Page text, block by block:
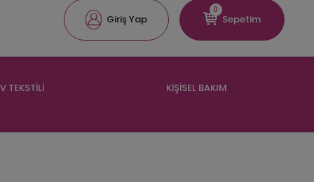
Giriş Yap
0
Sepetim
TEKSTİLİ KİŞİSEL BAKIM